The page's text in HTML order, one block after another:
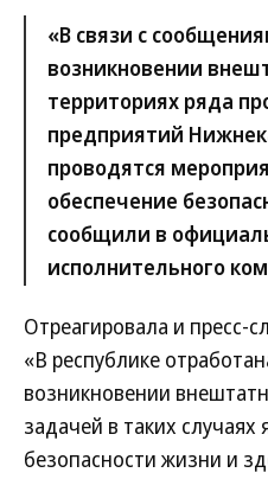
«В связи с
возникновении
территориях ряда
предприятий
проводятся
обеспечение
сообщили в
исполнительного
Отреагировала и пресс-
«В республике
возникновении
задачей в таких случаях
безопасности жизни и